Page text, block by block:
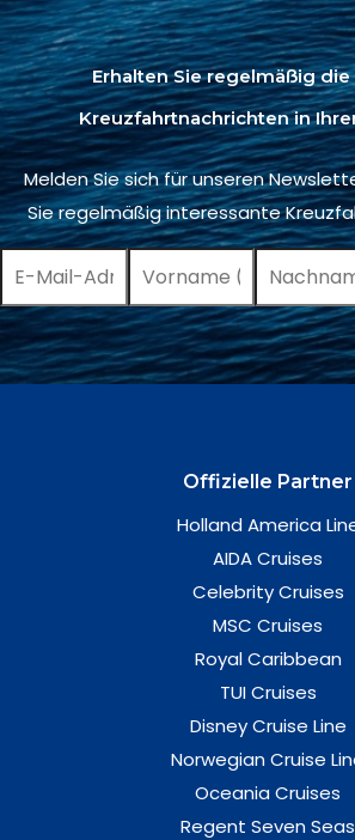
Erhalten Sie regelmäßig
Kreuzfahrtnachrichten in
Melden Sie sich für unseren
Sie regelmäßig interessante
Offizielle Partner
Holland America
AIDA Cruises
Celebrity Cruises
MSC Cruises
Royal Caribbean
TUI Cruises
Disney Cruise Line
Norwegian Cruise
Oceania Cruises
Regent Seven Seas